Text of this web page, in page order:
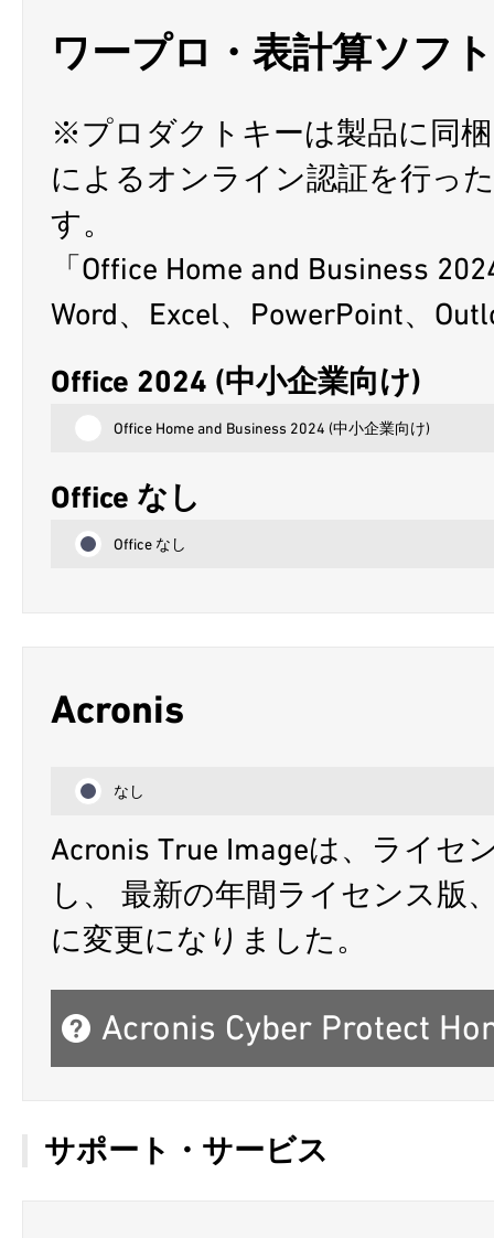
ワープロ・表計算ソフ
※プロダクトキーは製品に同
によるオンライン認証を行っ
す。
「Office Home and Business
Word、Excel、PowerPoint、
Office 2024 (中小企業向け)
Office Home and Business 2024 (中小企業向け)
Office なし
Office なし
Acronis
なし
Acronis True Imageは、ライセ
し、 最新の年間ライセンス版
に変更になりました。
Acronis Cyber Protect
サポート・サービス